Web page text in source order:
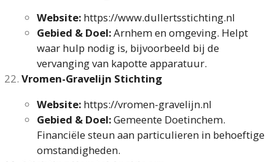
Website: https://www.dullertsstichting.nl
Gebied & Doel:Arnhem en omgeving. Helpt
waar hulp nodig is, bijvoorbeeld bij de
vervanging van kapotte apparatuur.
Vromen-Gravelijn Stichting
Website: https://vromen-gravelijn.nl
Gebied & Doel:Gemeente Doetinchem.
Financiële steun aan particulieren in behoeftige
omstandigheden.